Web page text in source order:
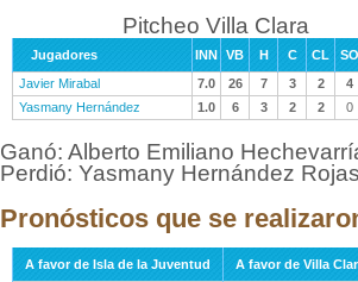
Pitcheo Villa Clara
Jugadores INN VB H C CL SO
Javier Mirabal
7.0 26 7 3 2 4
Yasmany Hernández
1.0 6 3 2 2 0
Ganó: Alberto Emiliano
Perdió: Yasmany Hernández Rojas
Pronósticos que se
A favor de Isla de la Juventud
A favor de Villa